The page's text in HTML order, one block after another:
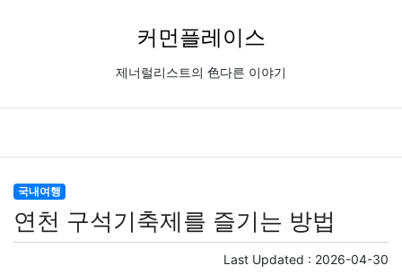
커먼플레이스
제너럴리스트의 色다른 이야기
국내여행
연천 구석기축제를 즐기는 방법
Last Updated : 2026-04-30